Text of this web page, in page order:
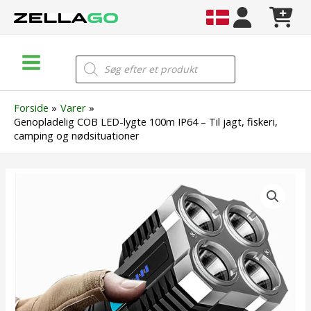
Menu
Products
search
Forside
Varer
Genopladelig COB LED-lygte 100m IP64 – Til jagt, fiskeri,
camping og nødsituationer